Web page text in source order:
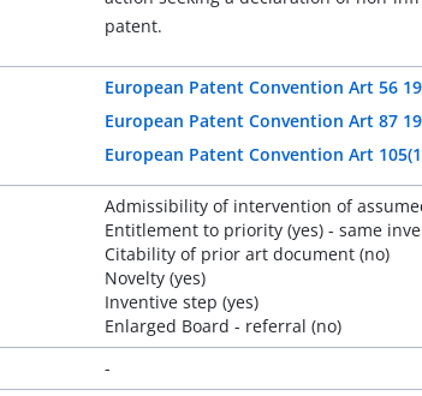
patent.
European Patent Convention Art 56
European Patent Convention Art 87
European Patent Convention Art
Admissibility of intervention of
Entitlement to priority (yes) - same
Citability of prior art document (no)
Novelty (yes)
Inventive step (yes)
Enlarged Board - referral (no)
-